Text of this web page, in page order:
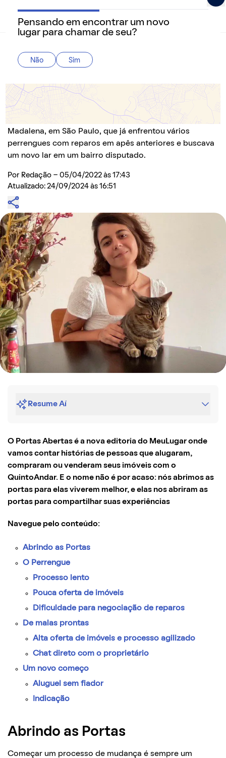
QuintoAndar Guias - Inspiração e tudo o que você
Portas Abertas: Juliana, inquilina na Vila
Madalena, conta como é concorrido
encontrar um imóvel na região
Conheça a história de Juliana, moradora da Vila
Madalena, em São Paulo, que já enfrentou vários
perrengues com reparos em apês anteriores e buscava
um novo lar em um bairro disputado.
Por Redação - 05/04/2022 às 17:43
Atualizado: 24/09/2024 às 16:51
Resume Aí
O Portas Abertas é a nova editoria do MeuLugar onde
vamos contar histórias de pessoas que alugaram,
compraram ou venderam seus imóveis com o
QuintoAndar. E o nome não é por acaso: nós abrimos as
portas para elas viverem melhor, e elas nos abriram as
portas para compartilhar suas experiências
Navegue pelo conteúdo:
Abrindo as Portas
O Perrengue
Processo lento
Pouca oferta de imóveis
Dificuldade para negociação de reparos
De malas prontas
Alta oferta de imóveis e processo agilizado
Chat direto com o proprietário
Um novo começo
Aluguel sem fiador
Indicação
Abrindo as Portas
Começar um processo de mudança é sempre um
Pensando em encontrar um novo
lugar para chamar de seu?
Não Sim